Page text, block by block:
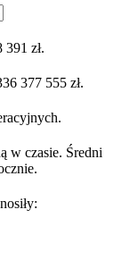
zł.
377 555 zł.
w czasie. Średni